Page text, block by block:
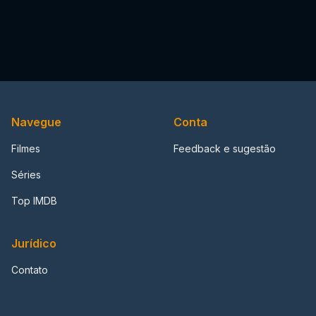
Navegue
Filmes
Séries
Top IMDB
Conta
Feedback e sugestão
Jurídico
Contato